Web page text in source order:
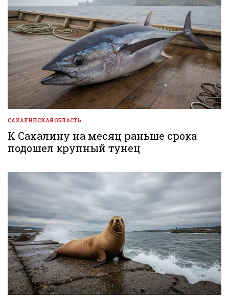
ОПУБЛИКОВАНО
В
САХАЛИНСКАЯ ОБЛАСТЬ
К Сахалину на месяц раньше срока
подошел крупный тунец